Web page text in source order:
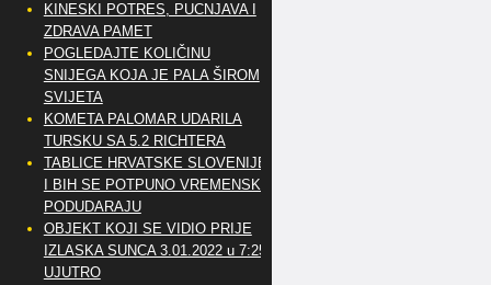
KINESKI POTRES, PUCNJAVA I
ZDRAVA PAMET
POGLEDAJTE KOLIČINU
SNIJEGA KOJA JE PALA ŠIROM
SVIJETA
KOMETA PALOMAR UDARILA
TURSKU SA 5.2 RICHTERA
TABLICE HRVATSKE SLOVENIJE
I BIH SE POTPUNO VREMENSKI
PODUDARAJU
OBJEKT KOJI SE VIDIO PRIJE
IZLASKA SUNCA 3.01.2022 u 7:25
UJUTRO